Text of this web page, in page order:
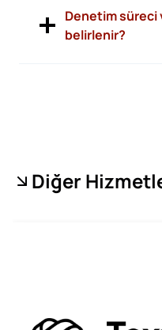
Denetim süreci
belirlenir?
Diğer